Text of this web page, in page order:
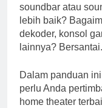
soundbar atau
lebih baik?
dekoder, konsol
lainnya?
Dalam panduan
perlu Anda
home theater